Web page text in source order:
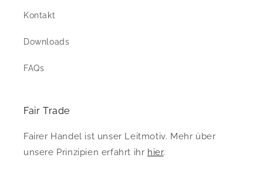
Kontakt
Downloads
FAQs
Fair Trade
Fairer Handel ist unser Leitmotiv. Mehr über
unsere Prinzipien erfahrt ihr hier.